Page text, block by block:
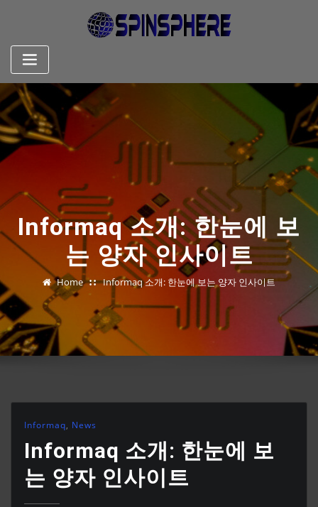
Informaq 소개: 한눈에 보
는 양자 인사이트
Home Informaq 소개: 한눈에 보는 양자 인사이트
Informaq, News
Informaq 소개: 한눈에 보
는 양자 인사이트